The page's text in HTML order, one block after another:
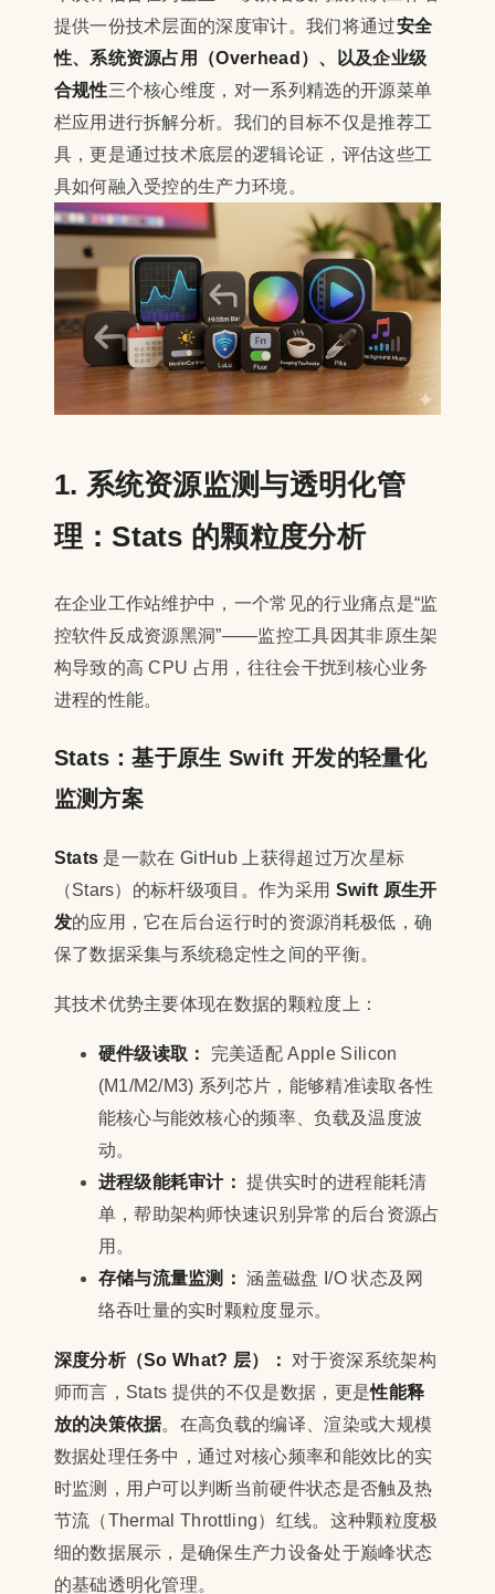
提供一份技术层面的深度审计。我们将通过安全
性、系统资源占用（Overhead）、以及企业级
合规性三个核心维度，对一系列精选的开源菜单
栏应用进行拆解分析。我们的目标不仅是推荐工
具，更是通过技术底层的逻辑论证，评估这些工
具如何融入受控的生产力环境。
1. 系统资源监测与透明化管
理：Stats 的颗粒度分析
在企业工作站维护中，一个常见的行业痛点是“监
控软件反成资源黑洞”——监控工具因其非原生架
构导致的高 CPU 占用，往往会干扰到核心业务
进程的性能。
Stats：基于原生 Swift 开发的轻量化
监测方案
Stats 是一款在 GitHub 上获得超过万次星标
（Stars）的标杆级项目。作为采用 Swift 原生开
发的应用，它在后台运行时的资源消耗极低，确
保了数据采集与系统稳定性之间的平衡。
其技术优势主要体现在数据的颗粒度上：
硬件级读取：
完美适配 Apple Silicon
(M1/M2/M3) 系列芯片，能够精准读取各性
能核心与能效核心的频率、负载及温度波
动。
进程级能耗审计： 提供实时的进程能耗清
单，帮助架构师快速识别异常的后台资源占
用。
存储与流量监测： 涵盖磁盘 I/O 状态及网
络吞吐量的实时颗粒度显示。
深度分析（So What? 层）：
对于资深系统架构
师而言，Stats 提供的不仅是数据，更是性能释
放的决策依据。在高负载的编译、渲染或大规模
数据处理任务中，通过对核心频率和能效比的实
时监测，用户可以判断当前硬件状态是否触及热
节流（Thermal Throttling）红线。这种颗粒度极
细的数据展示，是确保生产力设备处于巅峰状态
的基础透明化管理。